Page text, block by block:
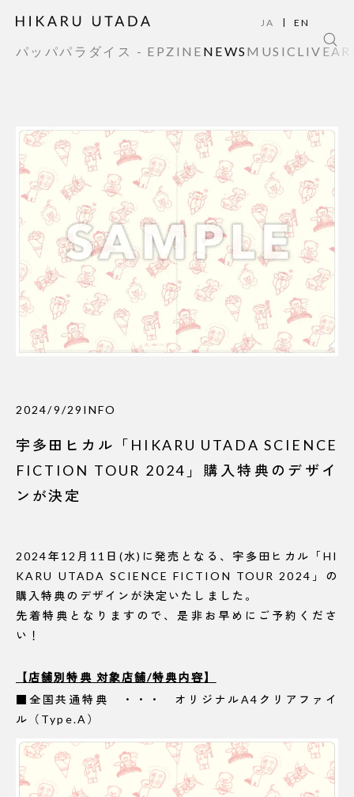
パッパパラダイス - EP ZINE NEWS MUSIC LIVE
JA | EN
2024/9/29 INFO
宇多田ヒカル「HIKARU UTADA SCIENCE
FICTION TOUR 2024」購入特典のデザイ
ンが決定
2024年12月11日(水)に発売となる、宇多田ヒカル「HI
KARU UTADA SCIENCE FICTION TOUR 2024」の
購入特典のデザインが決定いたしました。
先着特典となりますので、是非お早めにご予約くださ
い！
【店舗別特典 対象店舗/特典内容】
■全国共通特典 ・・・ オリジナルA4クリアファイ
ル（Type.A）